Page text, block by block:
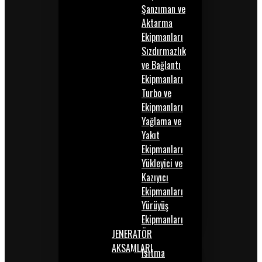
Şanzıman ve
Aktarma
Ekipmanları
Sızdırmazlık
ve Bağlantı
Ekipmanları
Turbo ve
Ekipmanları
Yağlama ve
Yakıt
Ekipmanları
Yükleyici ve
Kazıyıcı
Ekipmanları
Yürüyüş
Ekipmanları
JENERATÖR
AKSAMLARIIsıtma